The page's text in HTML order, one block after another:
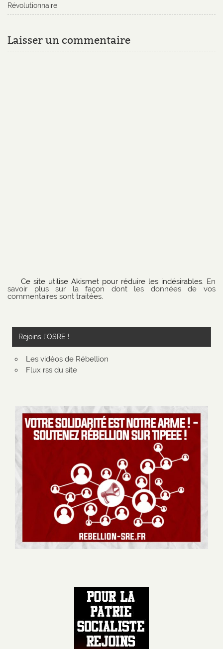
Révolutionnaire
Laisser un commentaire
Ce site utilise Akismet pour réduire les indésirables. En
savoir plus sur la façon dont les données de vos
commentaires sont traitées.
Rejoins l’OSRE !
Les vidéos de Rébellion
Flux rss du site